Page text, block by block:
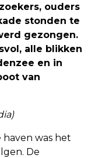
ouders
stonden te
gezongen.
alle blikken
en in
van
was het
De